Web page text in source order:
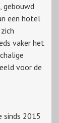
gebouwd
een hotel
vaker het
voor de
sinds 2015